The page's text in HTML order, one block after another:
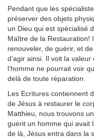
Pendant que les
préserver des objets
un Dieu qui est spécialisé
Maître de la Restauration!
renouveler, de guérir, et
d’agir ainsi. Il voit la
l’homme ne pourrait voir
delà de toute réparation.
Les Ecritures contiennent
de Jésus à restaurer le
Matthieu, nous trouvons
guérit un homme qui avait
de là, Jésus entra dans la